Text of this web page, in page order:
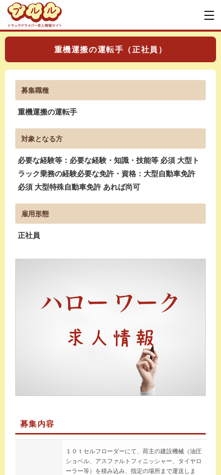
重機運搬の運転手（正社員）
募集職種
重機運搬の運転手
対象となる方
必要な経験等：必要な経験・知識・技能等 必須 大型ト
ラック乗務の経験必要な免許・資格：大型自動車免許
必須 大型特殊自動車免許 あれば尚可
雇用形態
正社員
募集内容
１０ｔセルフローダーにて、荷主の建設機械（油圧
ショベル、アスファルトフィニッシャー、タイヤロ
ーラー等）を積み込み、指定の場所まで運送しま